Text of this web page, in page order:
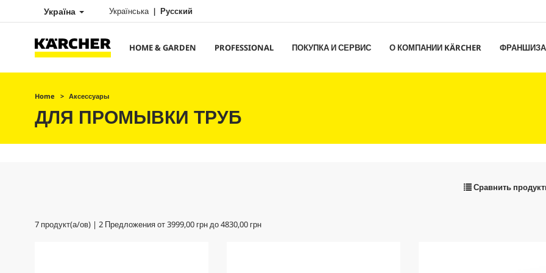
Україна Українська Русский
HOME & GARDEN PROFESSIONAL ПОКУПКА И СЕРВИС О КОМПАНИИ KÄRCHER ФРАНШИЗА
Home Аксессуары
ДЛЯ ПРОМЫВКИ ТРУБ
Сравнить
7 продукт(а/ов) | 2 Предложения от3999,00 грндо4830,00 грн